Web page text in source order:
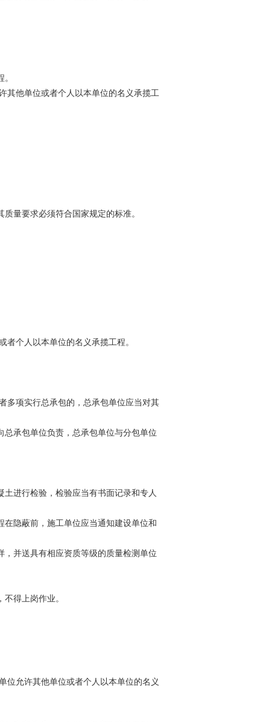
其他单位或者个人以本单位的名义承揽工
量要求必须符合国家规定的标准。
个人以本单位的名义承揽工程。
多项实行总承包的，总承包单位应当对其
承包单位负责，总承包单位与分包单位
进行检验，检验应当有书面记录和专人
隐蔽前，施工单位应当通知建设单位和
并送具有相应资质等级的质量检测单位
得上岗作业。
位允许其他单位或者个人以本单位的名义